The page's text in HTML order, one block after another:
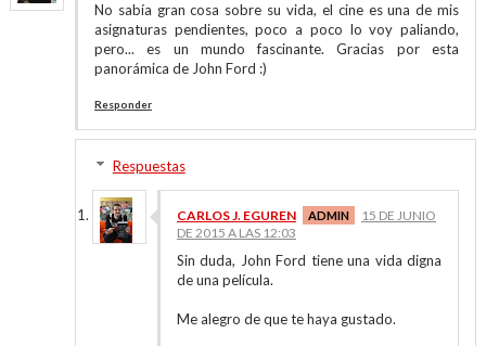
No sabía gran cosa sobre su vida, el cine es una de mis
asignaturas pendientes, poco a poco lo voy paliando,
pero... es un mundo fascinante. Gracias por esta
panorámica de John Ford :)
Responder
Respuestas
CARLOS J. EGUREN
15 DE JUNIO
DE 2015 A LAS 12:03
Sin duda, John Ford tiene una vida digna
de una película.
Me alegro de que te haya gustado.